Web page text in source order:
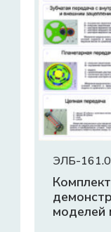
ЭЛБ-
Комплект
моделей